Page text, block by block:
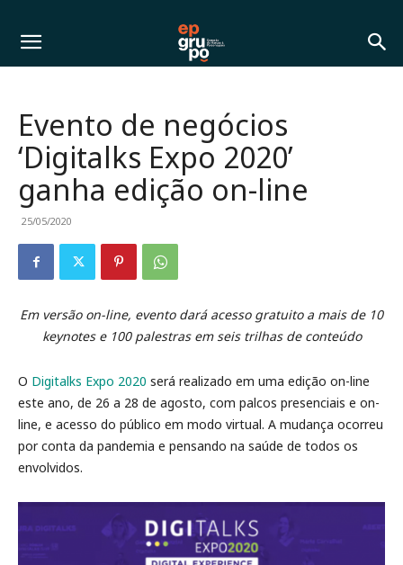
Evento de negócios
‘Digitalks Expo 2020’
ganha edição on-line
25/05/2020
Em versão on-line, evento dará acesso gratuito a mais de 10
keynotes e 100 palestras em seis trilhas de conteúdo
O Digitalks Expo 2020 será realizado em uma edição on-line
este ano, de 26 a 28 de agosto, com palcos presenciais e on-
line, e acesso do público em modo virtual. A mudança ocorreu
por conta da pandemia e pensando na saúde de todos os
envolvidos.